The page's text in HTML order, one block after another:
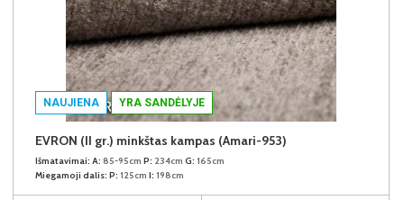
NAUJIENA YRA SANDĖLYJE
EVRON (II gr.) minkštas kampas (Amari-953)
Išmatavimai: A: 85-95cm P: 234cm G: 165cm
Miegamoji dalis: P: 125cm I: 198cm